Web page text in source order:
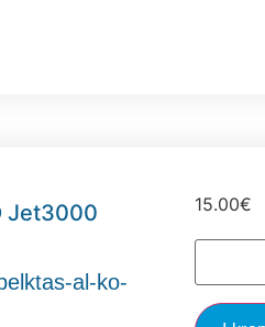
Jet3000
al-ko-
15.00€